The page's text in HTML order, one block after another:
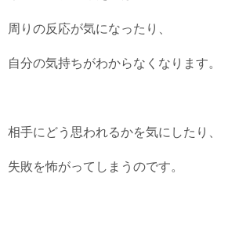
周りの反応が気になったり、
自分の気持ちがわからなくなります。
相手にどう思われるかを気にしたり、
失敗を怖がってしまうのです。